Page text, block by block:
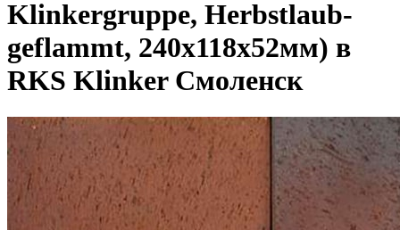
Klinkergruppe, Herbstlaub-
geflammt, 240х118х52мм) в
RKS Klinker Смоленск